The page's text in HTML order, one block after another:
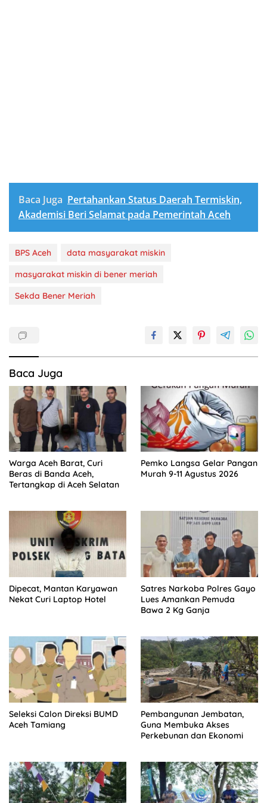
Baca Juga Pertahankan Status Daerah Termiskin,
Akademisi Beri Selamat pada Pemerintah Aceh
BPS Aceh
data masyarakat miskin
masyarakat miskin di bener meriah
Sekda Bener Meriah
Baca Juga
Warga Aceh Barat, Curi
Beras di Banda Aceh,
Tertangkap di Aceh Selatan
Pemko Langsa Gelar Pangan
Murah 9-11 Agustus 2026
Dipecat, Mantan Karyawan
Nekat Curi Laptop Hotel
Satres Narkoba Polres Gayo
Lues Amankan Pemuda
Bawa 2 Kg Ganja
Seleksi Calon Direksi BUMD
Aceh Tamiang
Pembangunan Jembatan,
Guna Membuka Akses
Perkebunan dan Ekonomi